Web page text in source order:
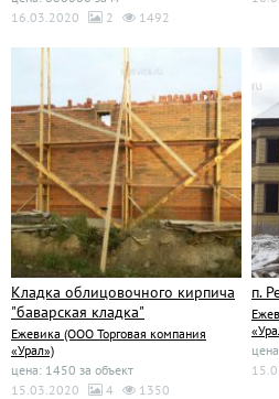
16.03.2020 2 1492
Кладка облицовочного кирпича
"баварская кладка"
Ежевика (ООО Торговая компания
«Урал»)
цена: 1450 за объект
15.03.2020
4 1350
п.